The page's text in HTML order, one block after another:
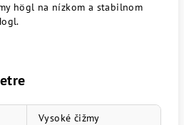
högl na nízkom a stabilnom
Vysoké čižmy